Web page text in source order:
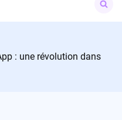
for:
: une révolution dans